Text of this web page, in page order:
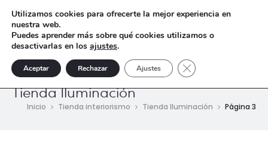
Tienda Iluminación
Inicio Tienda interiorismo Tienda Iluminación Página 3
Utilizamos cookies para ofrecerte la mejor experiencia en
nuestra web.
Puedes aprender más sobre qué cookies utilizamos o
desactivarlas en los ajustes.
Aceptar Rechazar Ajustes Cerrar el banner de